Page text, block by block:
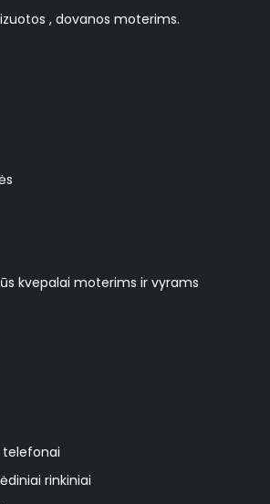
, dovanos moterims.
kvepalai moterims ir vyrams
telefonai
rinkiniai